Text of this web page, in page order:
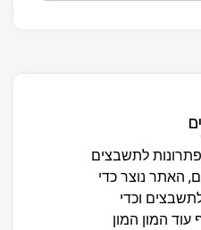
פתרונות לתשבצים
האתר נוצר כדי
וכדי
עוד המון המון